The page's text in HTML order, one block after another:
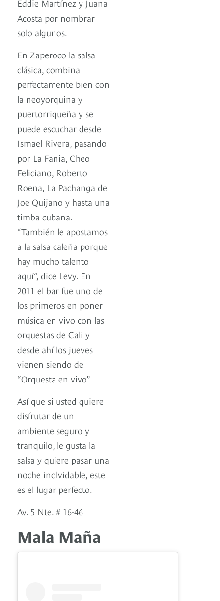
Eddie Martínez y Juana
Acosta por nombrar
solo algunos.
En Zaperoco la salsa
clásica, combina
perfectamente bien con
la neoyorquina y
puertorriqueña y se
puede escuchar desde
Ismael Rivera, pasando
por La Fania, Cheo
Feliciano, Roberto
Roena, La Pachanga de
Joe Quijano y hasta una
timba cubana.
“También le apostamos
a la salsa caleña porque
hay mucho talento
aquí”, dice Levy. En
2011 el bar fue uno de
los primeros en poner
música en vivo con las
orquestas de Cali y
desde ahí los jueves
vienen siendo de
“Orquesta en vivo”.
Así que si usted quiere
disfrutar de un
ambiente seguro y
tranquilo, le gusta la
salsa y quiere pasar una
noche inolvidable, este
es el lugar perfecto.
Av. 5 Nte. # 16-46
Mala Maña